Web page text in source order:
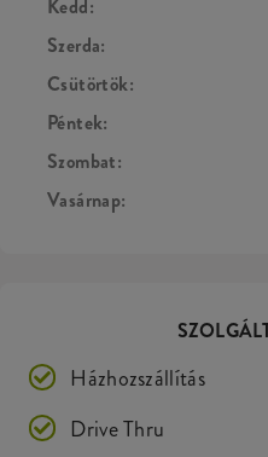
Kedd:
Szerda:
Csütörtök:
Péntek:
Szombat:
Vasárnap:
Házhozszállítás
Drive Thru